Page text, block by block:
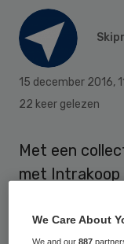
15 december 2016,
22 keer gelezen
Met een
met Intrakoop
We Care About
We and our887